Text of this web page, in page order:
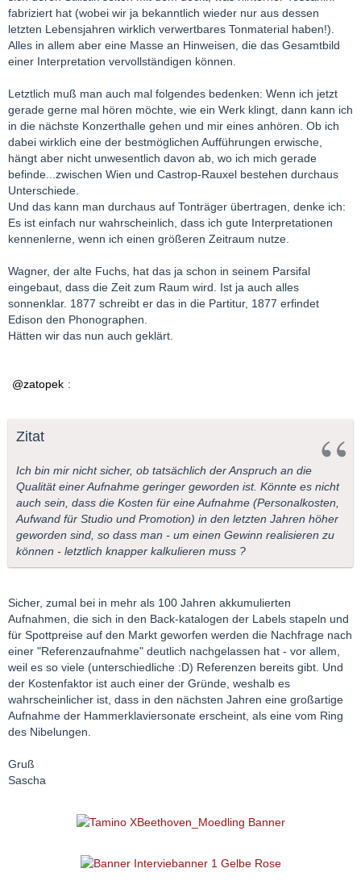
fabriziert hat (wobei wir ja bekanntlich wieder nur aus dessen
letzten Lebensjahren wirklich verwertbares Tonmaterial haben!).
Alles in allem aber eine Masse an Hinweisen, die das Gesamtbild
einer Interpretation vervollständigen können.
Letztlich muß man auch mal folgendes bedenken: Wenn ich jetzt
gerade gerne mal hören möchte, wie ein Werk klingt, dann kann ich
in die nächste Konzerthalle gehen und mir eines anhören. Ob ich
dabei wirklich eine der bestmöglichen Aufführungen erwische,
hängt aber nicht unwesentlich davon ab, wo ich mich gerade
befinde...zwischen Wien und Castrop-Rauxel bestehen durchaus
Unterschiede.
Und das kann man durchaus auf Tonträger übertragen, denke ich:
Es ist einfach nur wahrscheinlich, dass ich gute Interpretationen
kennenlerne, wenn ich einen größeren Zeitraum nutze.
Wagner, der alte Fuchs, hat das ja schon in seinem Parsifal
eingebaut, dass die Zeit zum Raum wird. Ist ja auch alles
sonnenklar. 1877 schreibt er das in die Partitur, 1877 erfindet
Edison den Phonographen.
Hätten wir das nun auch geklärt.
zatopek :
Zitat
Ich bin mir nicht sicher, ob tatsächlich der Anspruch an die
Qualität einer Aufnahme geringer geworden ist. Könnte es nicht
auch sein, dass die Kosten für eine Aufnahme (Personalkosten,
Aufwand für Studio und Promotion) in den letzten Jahren höher
geworden sind, so dass man - um einen Gewinn realisieren zu
können - letztlich knapper kalkulieren muss ?
Sicher, zumal bei in mehr als 100 Jahren akkumulierten
Aufnahmen, die sich in den Back-katalogen der Labels stapeln und
für Spottpreise auf den Markt geworfen werden die Nachfrage nach
einer "Referenzaufnahme" deutlich nachgelassen hat - vor allem,
weil es so viele (unterschiedliche :D) Referenzen bereits gibt. Und
der Kostenfaktor ist auch einer der Gründe, weshalb es
wahrscheinlicher ist, dass in den nächsten Jahren eine großartige
Aufnahme der Hammerklaviersonate erscheint, als eine vom Ring
des Nibelungen.
Gruß
Sascha